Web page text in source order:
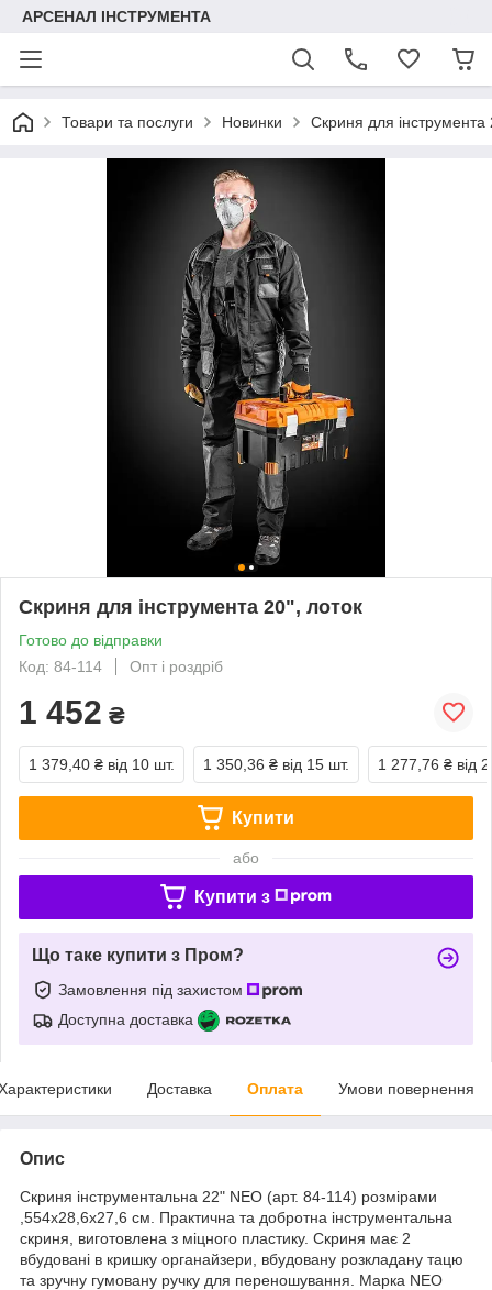
АРСЕНАЛ ІНСТРУМЕНТА
Товари та послуги Новинки Скриня для інструмента
Скриня для інструмента 20", лоток
Готово до відправки
Код: 84-114
Опт і роздріб
1 452 ₴
1 379,40 ₴ від 10 шт. 1 350,36 ₴ від 15 шт. 1 277,76 ₴ від
Купити
або
Купити з
Що таке купити з Пром?
Замовлення під захистом
Доступна доставка
Доставка Оплата Умови повернення
Опис
Скриня інструментальна 22" NEO (арт. 84-114) розмірами
,554x28,6х27,6 см. Практична та добротна інструментальна
скриня, виготовлена з міцного пластику. Скриня має 2
вбудовані в кришку органайзери, вбудовану розкладану тацю
та зручну гумовану ручку для переношування. Марка NEO